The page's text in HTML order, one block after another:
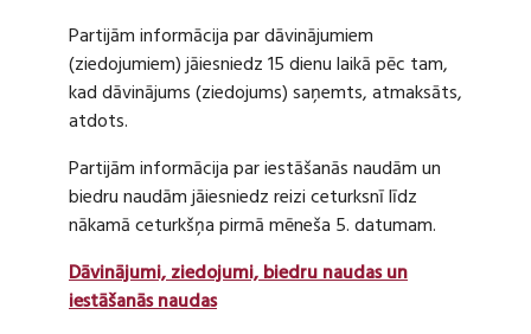
Partijām informācija par dāvinājumiem
(ziedojumiem) jāiesniedz 15 dienu laikā pēc tam,
kad dāvinājums (ziedojums) saņemts, atmaksāts,
atdots.
Partijām informācija par iestāšanās naudām un
biedru naudām jāiesniedz reizi ceturksnī līdz
nākamā ceturkšņa pirmā mēneša 5. datumam.
Dāvinājumi, ziedojumi, biedru naudas un
iestāšanās naudas